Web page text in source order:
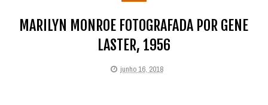
MARILYN MONROE FOTOGRAFADA POR GENE
LASTER, 1956
junho 16, 2018